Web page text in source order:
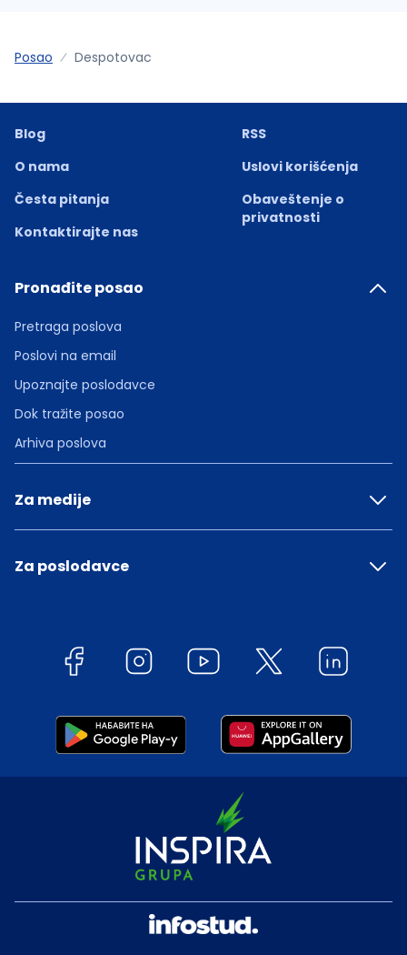
Posao Despotovac
Blog
O nama
Česta pitanja
Kontaktirajte nas
RSS
Uslovi korišćenja
Obaveštenje o
privatnosti
Pronađite posao
Pretraga poslova
Poslovi na email
Upoznajte poslodavce
Dok tražite posao
Arhiva poslova
Za medije
Za poslodavce